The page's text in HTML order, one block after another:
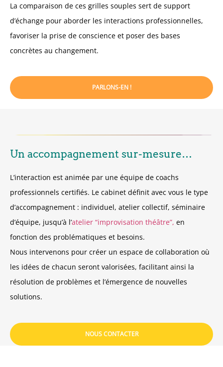
La comparaison de ces grilles souples sert de support
d’échange pour aborder les interactions professionnelles,
favoriser la prise de conscience et poser des bases
concrètes au changement.
PARLONS-EN !
Un accompagnement sur-mesure…
L’interaction est animée par une équipe de coachs
professionnels certifiés. Le cabinet définit avec vous le type
d’accompagnement : individuel, atelier collectif, séminaire
d’équipe, jusqu’à l’atelier “improvisation théâtre”, en
fonction des problématiques et besoins.
Nous intervenons pour créer un espace de collaboration où
les idées de chacun seront valorisées, facilitant ainsi la
résolution de problèmes et l’émergence de nouvelles
solutions.
NOUS CONTACTER